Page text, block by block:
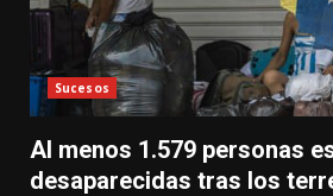
Sucesos
Al menos 1.579 personas
desaparecidas tras los